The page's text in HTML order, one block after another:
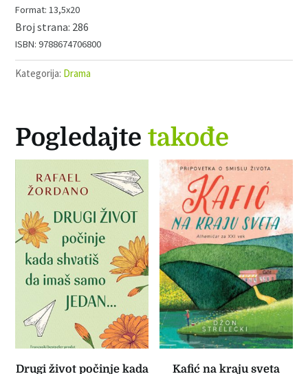
13,5x20
286
9788674706800
Kategorija: Drama
Pogledajtetakođe
Drugi život počinje kada Kafić na kraju sveta